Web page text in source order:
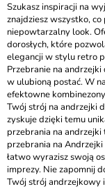
Szukasz inspiracji na
znajdziesz wszystko,
niepowtarzalny look.
dorosłych, które
elegancji w stylu retro
Przebranie na
w ulubioną postać. W
efektowne
Twój strój na andrzejki
zyskuje dzięki temu
przebrania na andrzejki
przebrania na
łatwo wyrazisz swoją
imprezy. Nie zapomnij
Twój strój andrzejkowy